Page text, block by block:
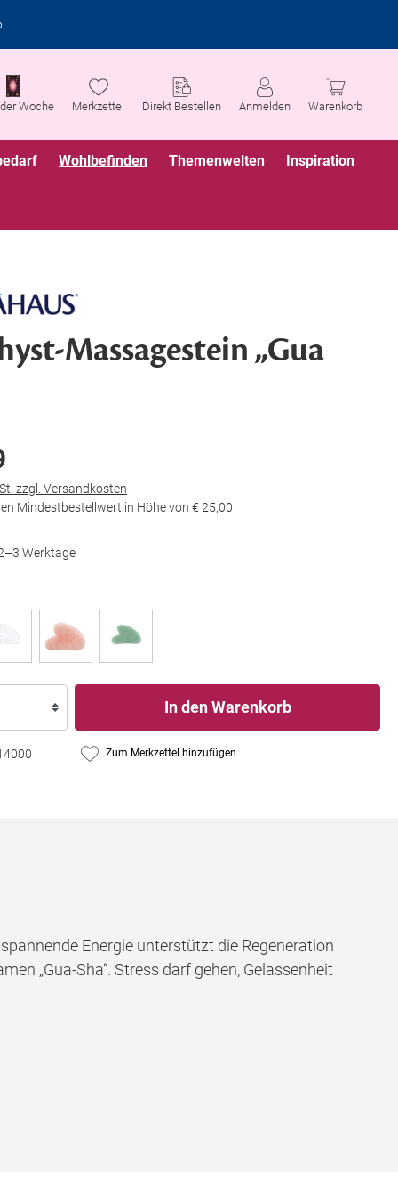
Woche Merkzettel Direkt Bestellen Anmelden Warenkorb
Wohlbefinden Themenwelten Inspiration
Massagestein „Gua
zzgl. Versandkosten
Mindestbestellwert in Höhe von € 25,00
Werktage
In den Warenkorb
Zum Merkzettel hinzufügen
Energie unterstützt die Regeneration
„Gua-Sha“. Stress darf gehen, Gelassenheit